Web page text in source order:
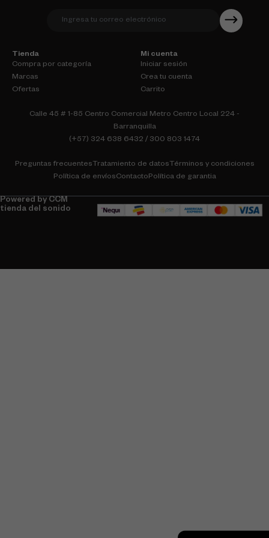
Tienda
Compra por categoría
Marcas
Ofertas
Mi cuenta
Iniciar sesión
Crea tu cuenta
Carrito
Calle 45 # 1-85 Centro Comercial Metro Centro Local 224 -
Barranquilla
(+57) 324 638 6432 / 300 803 1474
Preguntas frecuentesTratamiento de datosTérminos y condiciones
Política de envíosContactoPolítica de garantia
Powered by CCM
tienda del sonido